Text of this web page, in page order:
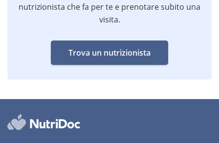
nutrizionista che fa per te e prenotare subito una
visita.
Trova un nutrizionista